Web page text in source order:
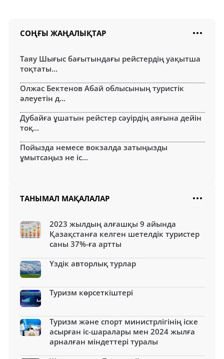
СОҢҒЫ ЖАҢАЛЫҚТАР
Таяу Шығыс бағытындағы рейстердің уақытша
тоқтаты...
Олжас Бектенов Абай облысының туристік
әлеуетін д...
Дубайға ұшатын рейстер сәуірдің аяғына дейін
тоқ...
Пойызда немесе вокзалда затыңызды
ұмытсаңыз не іс...
ТАНЫМАЛ МАҚАЛАЛАР
2023 жылдың алғашқы 9 айында
Қазақстанға келген шетелдік туристер
саны 37%-ға артты
Үздік авторлық турлар
Туризм көрсеткіштері
Туризм және спорт министрлігінің іске
асырған іс-шаралары мен 2024 жылға
арналған міндеттері туралы